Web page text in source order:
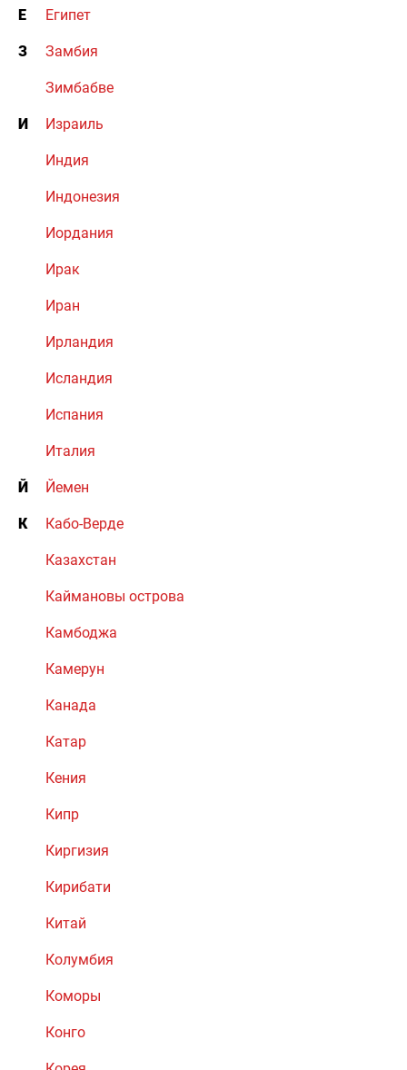
Е Египет
З Замбия
Зимбабве
И Израиль
Индия
Индонезия
Иордания
Ирак
Иран
Ирландия
Исландия
Испания
Италия
Й Йемен
К Кабо-Верде
Казахстан
Каймановы острова
Камбоджа
Камерун
Канада
Катар
Кения
Кипр
Киргизия
Кирибати
Китай
Колумбия
Коморы
Конго